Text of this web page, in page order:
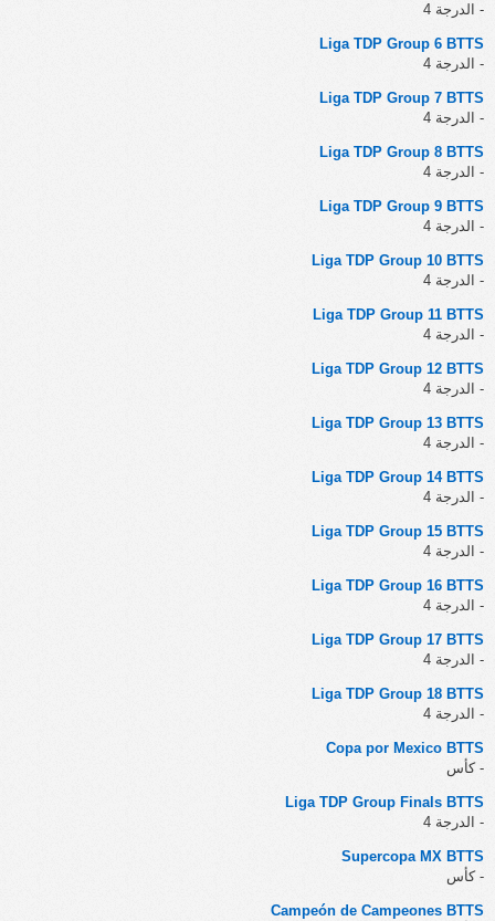
- الدرجة 4
Liga TDP Group 6 BTTS
- الدرجة 4
Liga TDP Group 7 BTTS
- الدرجة 4
Liga TDP Group 8 BTTS
- الدرجة 4
Liga TDP Group 9 BTTS
- الدرجة 4
Liga TDP Group 10 BTTS
- الدرجة 4
Liga TDP Group 11 BTTS
- الدرجة 4
Liga TDP Group 12 BTTS
- الدرجة 4
Liga TDP Group 13 BTTS
- الدرجة 4
Liga TDP Group 14 BTTS
- الدرجة 4
Liga TDP Group 15 BTTS
- الدرجة 4
Liga TDP Group 16 BTTS
- الدرجة 4
Liga TDP Group 17 BTTS
- الدرجة 4
Liga TDP Group 18 BTTS
- الدرجة 4
Copa por Mexico BTTS
- كأس
Liga TDP Group Finals BTTS
- الدرجة 4
Supercopa MX BTTS
- كأس
Campeón de Campeones BTTS